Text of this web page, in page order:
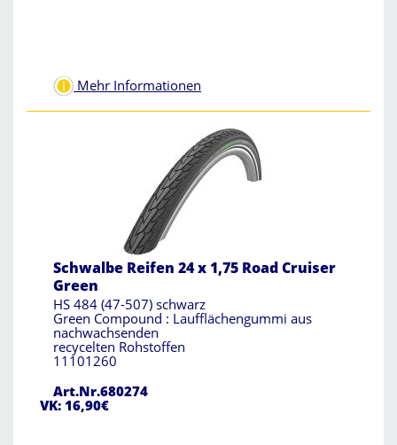
Mehr Informationen
Schwalbe Reifen 24 x 1,75 Road Cruiser
Green
HS 484 (47-507) schwarz
Green Compound : Laufflächengummi aus
nachwachsenden
recycelten Rohstoffen
11101260
Art.Nr.680274
VK: 16,90€